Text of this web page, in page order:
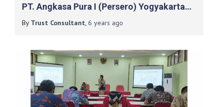
PT. Angkasa Pura I (Persero) Yogyakarta
International Airport
By Trust Consultant, 6 years ago